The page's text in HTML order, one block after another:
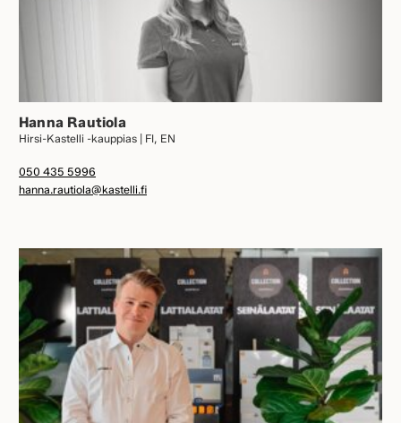
Hanna Rautiola
Hirsi-Kastelli -kauppias | FI, EN
050 435 5996
hanna.rautiola@kastelli.fi